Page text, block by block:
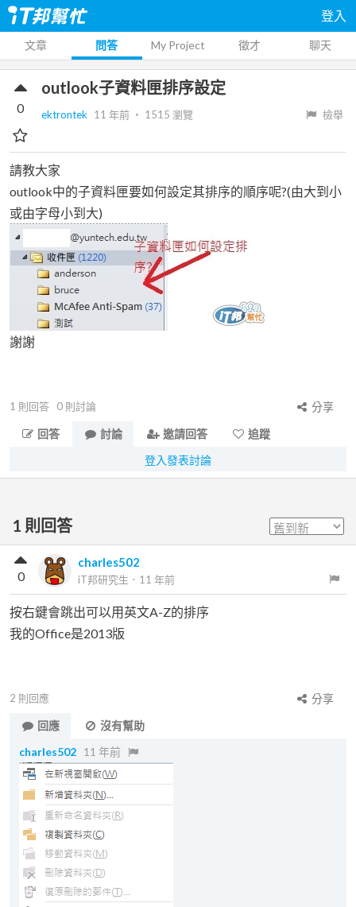
登入
文章 問答 My Project 徵才 聊天
outlook子資料匣排序設定
ektrontek 11 年前 ‧ 1515 瀏覽 檢舉
0
請教大家
outlook中的子資料匣要如何設定其排序的順序呢?(由大到小
或由字母小到大)
謝謝
1 則回答 0 則討論
分享
回答
討論 邀請回答
追蹤
登入發表討論
1 則回答
charles502
iT邦研究生 ． 11 年前
0
按右鍵會跳出可以用英文A-Z的排序
我的Office是2013版
2 則回應
分享
回應
沒有幫助
charles502 11 年前